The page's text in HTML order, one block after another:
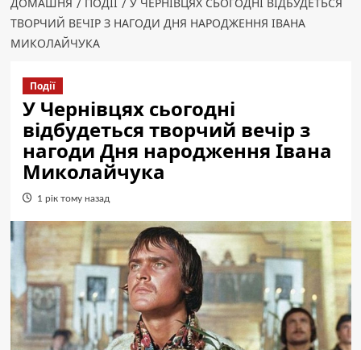
ТВОРЧИЙ ВЕЧІР З НАГОДИ ДНЯ НАРОДЖЕННЯ ІВАНА
МИКОЛАЙЧУКА
Події
У Чернівцях сьогодні
відбудеться творчий вечір з
нагоди Дня народження Івана
Миколайчука
1 рік тому назад